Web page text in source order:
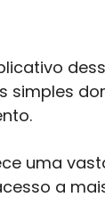
simples
uma
a